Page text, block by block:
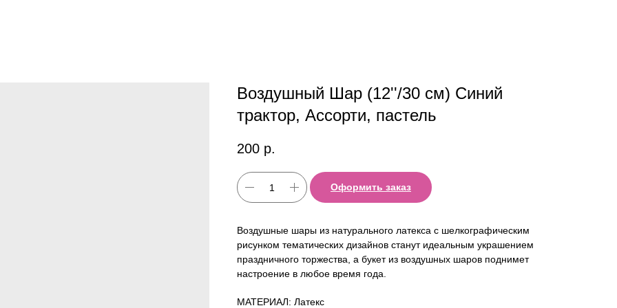
Воздушный Шар (12''/30 см) Синий
трактор, Ассорти, пастель
200 р.
Оформить заказ
Воздушные шары из натурального латекса с шелкографическим
рисунком тематических дизайнов станут идеальным украшением
праздничного торжества, а букет из воздушных шаров поднимет
настроение в любое время года.
МАТЕРИАЛ: Латекс